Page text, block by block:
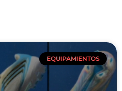
EQUIPAMIENTOS